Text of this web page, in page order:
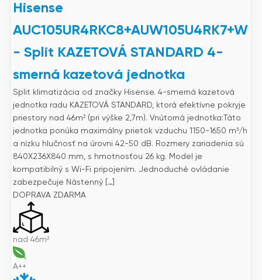
Hisense
AUC105UR4RKC8+AUW105U4RK7+W
- Split KAZETOVÁ STANDARD 4-
smerná kazetová jednotka
Split klimatizácia od značky Hisense. 4-smerná kazetová
jednotka radu KAZETOVÁ STANDARD, ktorá efektívne pokryje
priestory nad 46m² (pri výške 2,7m). Vnútorná jednotka:Táto
jednotka ponúka maximálny prietok vzduchu 1150-1650 m³/h
a nízku hlučnosť na úrovni 42-50 dB. Rozmery zariadenia sú
840X236X840 mm, s hmotnosťou 26 kg. Model je
kompatibilný s Wi-Fi pripojením. Jednoduché ovládanie
zabezpečuje Nástenný […]
DOPRAVA ZDARMA
nad 46m²
A++